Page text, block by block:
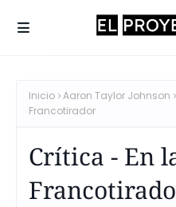
Inicio Aaron Taylor Johnson
Francotirador
Crítica - En